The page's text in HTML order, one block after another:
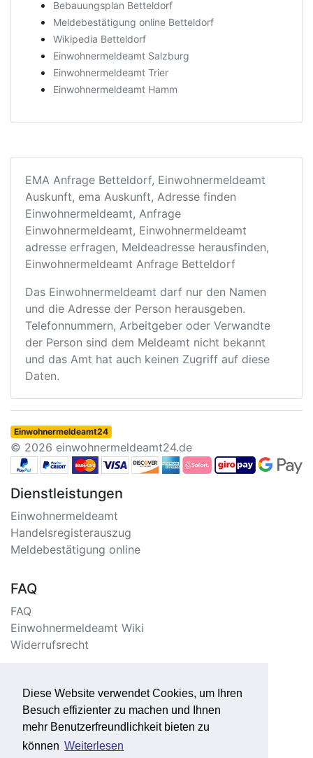
Diese Website verwendet Cookies, um Ihren
Besuch effizienter zu machen und Ihnen
mehr Benutzerfreundlichkeit bieten zu
können Weiterlesen
Bebauungsplan Betteldorf
Meldebestätigung online Betteldorf
Wikipedia Betteldorf
Einwohnermeldeamt Salzburg
Einwohnermeldeamt Trier
Einwohnermeldeamt Hamm
EMA Anfrage Betteldorf, Einwohnermeldeamt
Auskunft, ema Auskunft, Adresse finden
Einwohnermeldeamt, Anfrage
Einwohnermeldeamt, Einwohnermeldeamt
adresse erfragen, Meldeadresse herausfinden,
Einwohnermeldeamt Anfrage Betteldorf
Das Einwohnermeldeamt darf nur den Namen
und die Adresse der Person herausgeben.
Telefonnummern, Arbeitgeber oder Verwandte
der Person sind dem Meldeamt nicht bekannt
und das Amt hat auch keinen Zugriff auf diese
Daten.
Einwohnermeldeamt24
© 2026 einwohnermeldeamt24.de
Dienstleistungen
Einwohnermeldeamt
Handelsregisterauszug
Meldebestätigung online
FAQ
FAQ
Einwohnermeldeamt Wiki
Widerrufsrecht
Impressum/Kontakt
Datenschutzerklärung
Seitenverzeichnis